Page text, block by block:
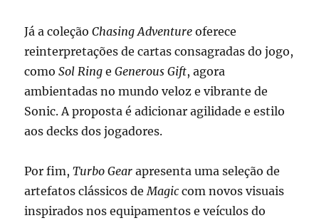
Já a coleçãoChasing Adventure oferece
reinterpretações de cartas consagradas do jogo,
comoSol Ring eGenerous Gift, agora
ambientadas no mundo veloz e vibrante de
Sonic. A proposta é adicionar agilidade e estilo
aos decks dos jogadores.
Por fim,Turbo Gear apresenta uma seleção de
artefatos clássicos deMagic com novos visuais
inspirados nos equipamentos e veículos do